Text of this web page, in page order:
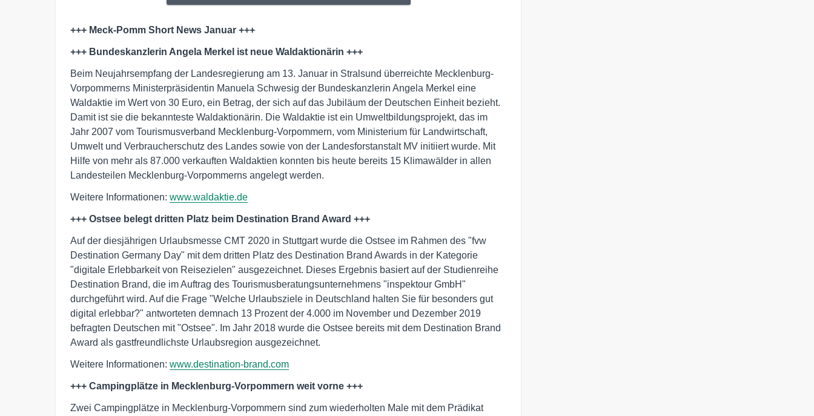
+++ Meck-Pomm Short News Januar +++
+++ Bundeskanzlerin Angela Merkel ist neue Waldaktionärin +++
Beim Neujahrsempfang der Landesregierung am 13. Januar in Stralsund überreichte Mecklenburg-
Vorpommerns Ministerpräsidentin Manuela Schwesig der Bundeskanzlerin Angela Merkel eine
Waldaktie im Wert von 30 Euro, ein Betrag, der sich auf das Jubiläum der Deutschen Einheit bezieht.
Damit ist sie die bekannteste Waldaktionärin. Die Waldaktie ist ein Umweltbildungsprojekt, das im
Jahr 2007 vom Tourismusverband Mecklenburg-Vorpommern, vom Ministerium für Landwirtschaft,
Umwelt und Verbraucherschutz des Landes sowie von der Landesforstanstalt MV initiiert wurde. Mit
Hilfe von mehr als 87.000 verkauften Waldaktien konnten bis heute bereits 15 Klimawälder in allen
Landesteilen Mecklenburg-Vorpommerns angelegt werden.
Weitere Informationen: www.waldaktie.de
+++ Ostsee belegt dritten Platz beim Destination Brand Award +++
Auf der diesjährigen Urlaubsmesse CMT 2020 in Stuttgart wurde die Ostsee im Rahmen des "fvw
Destination Germany Day" mit dem dritten Platz des Destination Brand Awards in der Kategorie
"digitale Erlebbarkeit von Reisezielen" ausgezeichnet. Dieses Ergebnis basiert auf der Studienreihe
Destination Brand, die im Auftrag des Tourismusberatungsunternehmens "inspektour GmbH"
durchgeführt wird. Auf die Frage "Welche Urlaubsziele in Deutschland halten Sie für besonders gut
digital erlebbar?" antworteten demnach 13 Prozent der 4.000 im November und Dezember 2019
befragten Deutschen mit "Ostsee". Im Jahr 2018 wurde die Ostsee bereits mit dem Destination Brand
Award als gastfreundlichste Urlaubsregion ausgezeichnet.
Weitere Informationen: www.destination-brand.com
+++ Campingplätze in Mecklenburg-Vorpommern weit vorne +++
Zwei Campingplätze in Mecklenburg-Vorpommern sind zum wiederholten Male mit dem Prädikat